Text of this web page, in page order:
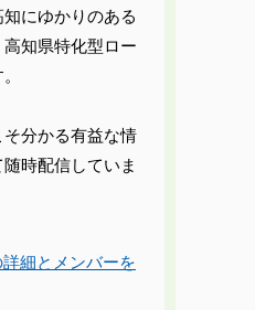
にゆかりのある
知県特化型ロー
分かる有益な情
時配信していま
細とメンバーを